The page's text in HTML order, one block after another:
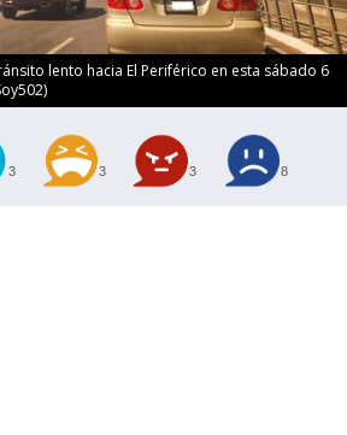
lento hacia El Periférico en esta sábado 6
3 3 3 8